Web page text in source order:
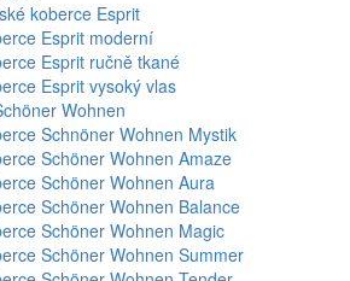
koberce Esprit
Esprit moderní
Esprit ručně tkané
Esprit vysoký vlas
Wohnen
Schnöner Wohnen Mystik
Schöner Wohnen Amaze
Schöner Wohnen Aura
Schöner Wohnen Balance
Schöner Wohnen Magic
Schöner Wohnen Summer